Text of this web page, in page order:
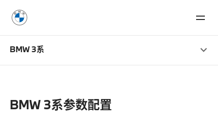
BMW 3系
BMW 3系参数配置